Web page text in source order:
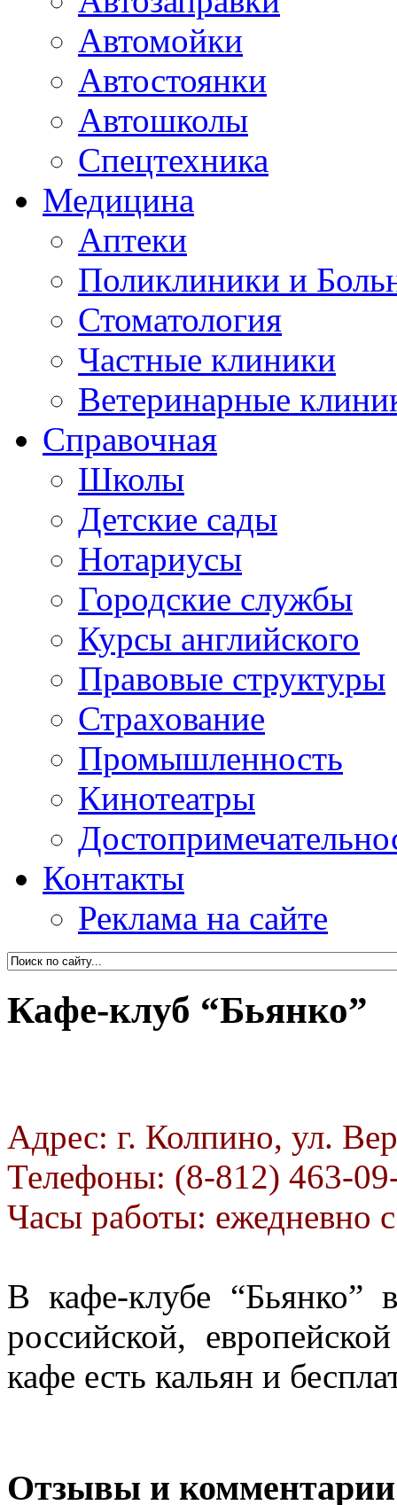
Автомойки
Автостоянки
Автошколы
Спецтехника
Медицина
Аптеки
Поликлиники и
Стоматология
Частные клиники
Ветеринарные
Справочная
Школы
Детские сады
Нотариусы
Городские службы
Курсы английского
Правовые структуры
Страхование
Промышленность
Кинотеатры
Контакты
Реклама на сайте
Кафе-клуб “Бьянко”
Адрес: г. Колпино, ул.
Телефоны: (8-812) 463-
Часы работы: ежедневно
В кафе-клубе “Бьянко”
российской,
кафе есть кальян и
Отзывы и комментарии